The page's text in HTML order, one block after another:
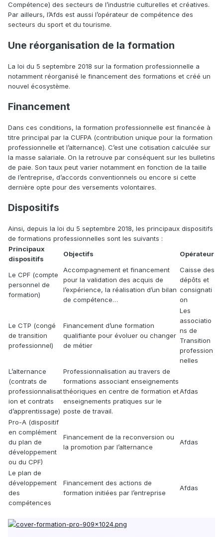
Compétence) des secteurs de l’industrie culturelles et créatives.
Par ailleurs, l’Afds est aussi l’opérateur de compétence des
secteurs du sport et du tourisme.
Une réorganisation de la formation
La loi du 5 septembre 2018 sur la formation professionnelle a
notamment réorganisé le financement des formations et créé un
nouvel écosystème.
Financement
Dans ces conditions, la formation professionnelle est financée à
titre principal par la CUFPA (contribution unique pour la formation
professionnelle et l’alternance). C’est une cotisation calculée sur
la masse salariale. On la retrouve par conséquent sur les bulletins
de paie. Son taux peut varier notamment en fonction de la taille
de l’entreprise, d’accords conventionnels ou encore si cette
dernière opte pour des versements volontaires.
Dispositifs
Ainsi, depuis la loi du 5 septembre 2018, les principaux dispositifs
de formations professionnelles sont les suivants :
Principaux
dispositifs
Objectifs Opérateur
Le CPF (compte
personnel de
formation)
Accompagnement et financement
pour la validation des acquis de
l’expérience, la réalisation d’un bilan
de compétence…
Caisse des
dépôts et
consignati
on
Le CTP (congé
de transition
professionnel)
Financement d’une formation
qualifiante pour évoluer ou changer
de métier
Les
associatio
ns de
Transition
profession
nelles
L’alternance
(contrats de
professionnalisat
ion et contrats
d’apprentissage)
Professionnalisation au travers de
formations associant enseignements
théoriques en centre de formation et
enseignements pratiques sur le
poste de travail.
Afdas
Pro-A (dispositif
en complément
du plan de
développement
ou du CPF)
Financement de la reconversion ou
la promotion par l’alternance
Afdas
Le plan de
développement
des
compétences
Financement des actions de
formation initiées par l’entreprise
Afdas